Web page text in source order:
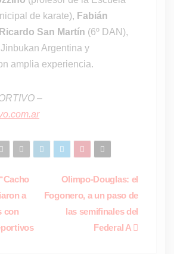
de karate), Fabián
Ricardo San Martín (6º DAN),
Argentina y
amplia experiencia.
–
Olimpo-Douglas: el
Fogonero, a un paso de
las semifinales del
Federal A
a
con